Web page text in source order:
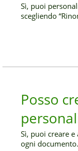
Sì, puoi
scegliendo
Posso
Sì, puoi creare e
ogni documento.